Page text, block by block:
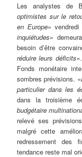
Les analystes de
optimistes sur le
en Europe»
inquiétudes»
besoin d’être
réduire leurs déficits
Fonds monétaire
sombres prévisions. «
particulier dans les
dans la troisième
budgétaire
relevé ses
malgré cette
redressement des
tendance reste mal